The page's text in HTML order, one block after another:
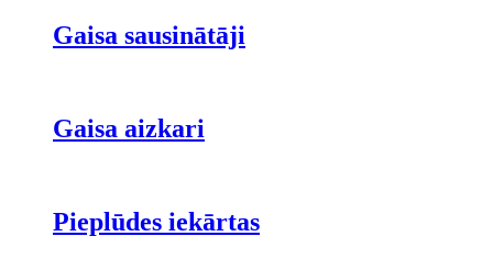
Gaisa sausinātāji
Gaisa aizkari
Pieplūdes iekārtas